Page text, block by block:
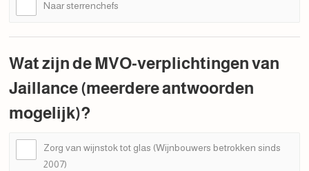
Naar sterrenchefs
Wat zijn de MVO-verplichtingen van
Jaillance (meerdere antwoorden
mogelijk)?
Zorg van wijnstok tot glas (Wijnbouwers betrokken sinds
2007)